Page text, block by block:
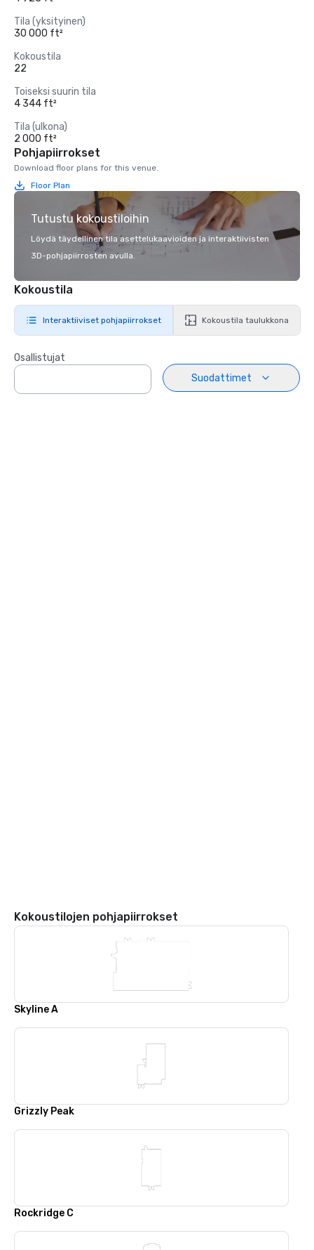
Tila (yksityinen)
30 000 ft²
Kokoustila
22
Toiseksi suurin tila
4 344 ft²
Tila (ulkona)
2 000 ft²
Pohjapiirrokset
Download floor plans for this venue.
Floor Plan
Tutustu kokoustiloihin
Löydä täydellinen tila asettelukaavioiden ja interaktiivisten
3D-pohjapiirrosten avulla.
Kokoustila
Interaktiiviset pohjapiirrokset Kokoustila taulukkona
Osallistujat
Suodattimet
Kokoustilojen pohjapiirrokset
Skyline A
Grizzly Peak
Rockridge C